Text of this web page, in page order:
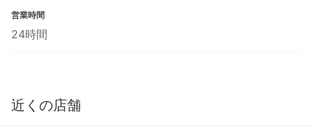
営業時間
24時間
近くの店舗